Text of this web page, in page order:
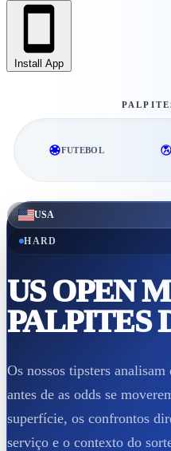
Install App
FUTEBOL
USA
HARD
US OPEN
PALPITES
Os nossos tipsters
antes de as odds se
superfície, os confrontos
serviço e o contexto do